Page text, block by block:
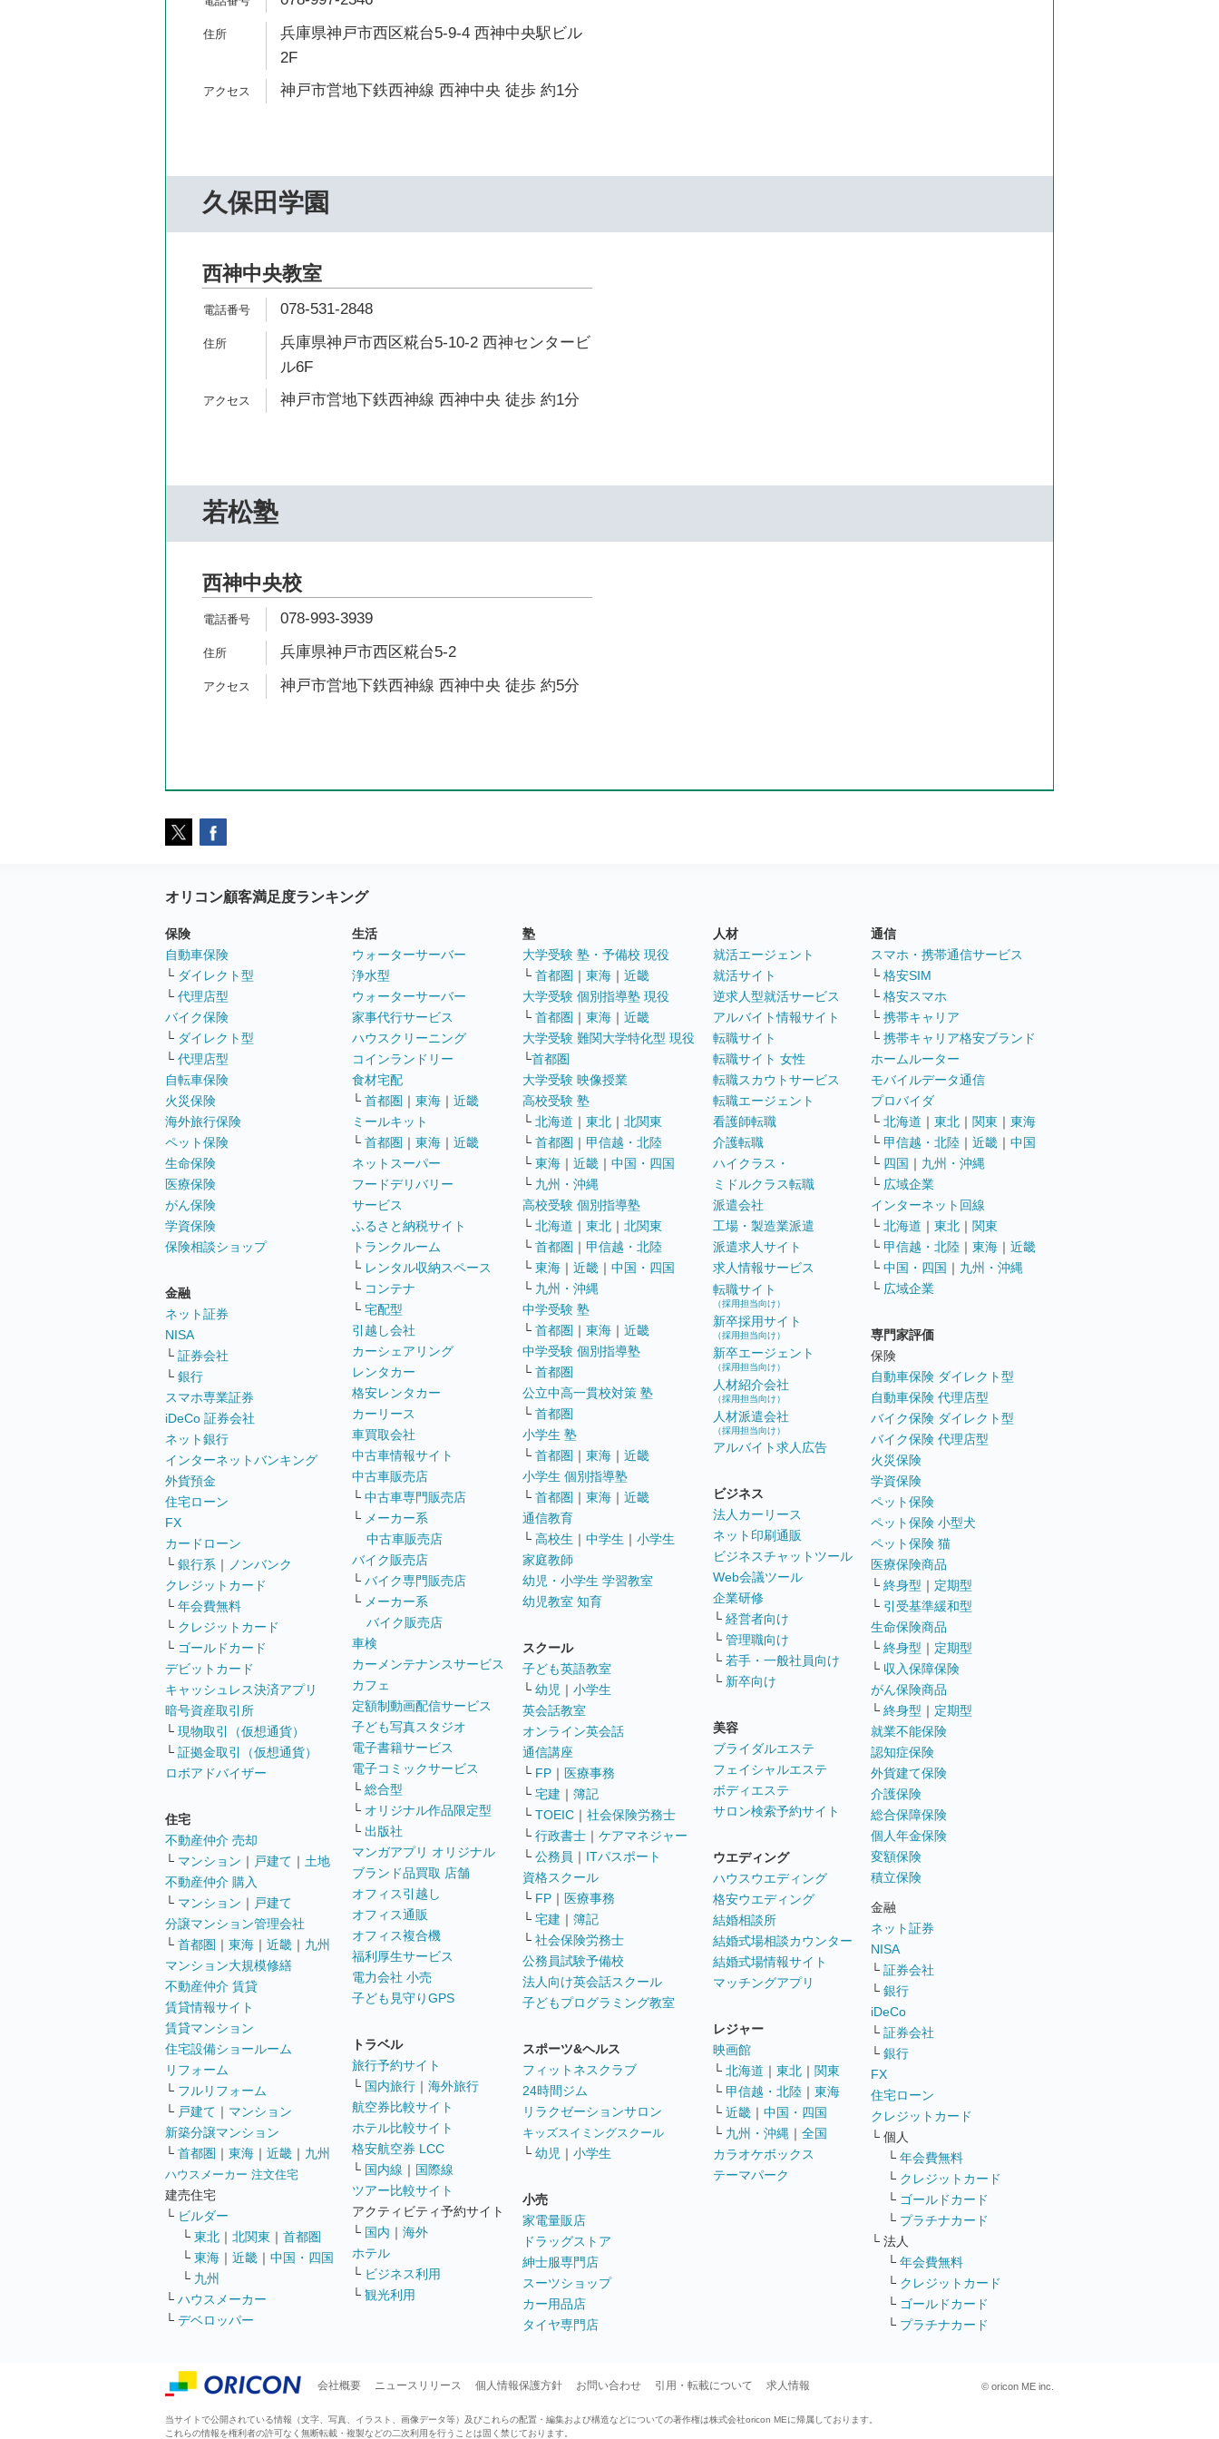
兵庫県神戸市西区糀台5-9-4 西神中央駅ビル
2F
神戸市営地下鉄西神線 西神中央 徒歩 約1分
久保田学園
西神中央教室
078-531-2848
兵庫県神戸市西区糀台5-10-2 西神センタービ
ル6F
神戸市営地下鉄西神線 西神中央 徒歩 約1分
若松塾
西神中央校
078-993-3939
兵庫県神戸市西区糀台5-2
神戸市営地下鉄西神線 西神中央 徒歩 約5分
オリコン顧客満足度ランキング
保険
自動車保険
└ ダイレクト型
└ 代理店型
バイク保険
└ ダイレクト型
└ 代理店型
自転車保険
火災保険
海外旅行保険
ペット保険
生命保険
医療保険
がん保険
学資保険
保険相談ショップ
金融
ネット証券
NISA
└ 証券会社
└ 銀行
スマホ専業証券
iDeCo 証券会社
ネット銀行
インターネットバンキング
外貨預金
住宅ローン
FX
カードローン
└ 銀行系 ｜
ノンバンク
クレジットカード
└ 年会費無料
└ クレジットカード
└ ゴールドカード
デビットカード
キャッシュレス決済アプリ
暗号資産取引所
└ 現物取引（仮想通貨）
└ 証拠金取引（仮想通貨）
ロボアドバイザー
住宅
不動産仲介 売却
└ マンション ｜ 戸建て ｜ 土地
不動産仲介 購入
└ マンション ｜ 戸建て
分譲マンション管理会社
└ 首都圏 ｜ 東海 ｜ 近畿 ｜ 九州
マンション大規模修繕
不動産仲介 賃貸
賃貸情報サイト
賃貸マンション
住宅設備ショールーム
リフォーム
└ フルリフォーム
└ 戸建て ｜ マンション
新築分譲マンション
└ 首都圏 ｜ 東海 ｜ 近畿 ｜ 九州
ハウスメーカー 注文住宅
建売住宅
└ ビルダー
└ 東北 ｜ 北関東 ｜ 首都圏
└ 東海 ｜ 近畿 ｜ 中国・四国
└ 九州
└ ハウスメーカー
└ デベロッパー
生活
ウォーターサーバー
浄水型
ウォーターサーバー
家事代行サービス
ハウスクリーニング
コインランドリー
食材宅配
└ 首都圏 ｜ 東海 ｜ 近畿
ミールキット
└ 首都圏 ｜ 東海 ｜ 近畿
ネットスーパー
フードデリバリー
サービス
ふるさと納税サイト
トランクルーム
└ レンタル収納スペース
└ コンテナ
└ 宅配型
引越し会社
カーシェアリング
レンタカー
格安レンタカー
カーリース
車買取会社
中古車情報サイト
中古車販売店
└ 中古車専門販売店
└ メーカー系
中古車販売店
バイク販売店
└ バイク専門販売店
└ メーカー系
バイク販売店
車検
カーメンテナンスサービス
カフェ
定額制動画配信サービス
子ども写真スタジオ
電子書籍サービス
電子コミックサービス
└ 総合型
└ オリジナル作品限定型
└ 出版社
マンガアプリ オリジナル
ブランド品買取 店舗
オフィス引越し
オフィス通販
オフィス複合機
福利厚生サービス
電力会社 小売
子ども見守りGPS
トラベル
旅行予約サイト
└ 国内旅行 ｜ 海外旅行
航空券比較サイト
ホテル比較サイト
格安航空券 LCC
└ 国内線 ｜ 国際線
ツアー比較サイト
アクティビティ予約サイト
└ 国内 ｜ 海外
ホテル
└ ビジネス利用
└ 観光利用
塾
大学受験 塾・予備校 現役
└ 首都圏 ｜ 東海 ｜ 近畿
大学受験 個別指導塾 現役
└ 首都圏 ｜ 東海 ｜ 近畿
大学受験 難関大学特化型 現役
└首都圏
大学受験 映像授業
高校受験 塾
└ 北海道 ｜ 東北 ｜ 北関東
└ 首都圏 ｜ 甲信越・北陸
└ 東海 ｜ 近畿 ｜ 中国・四国
└ 九州・沖縄
高校受験 個別指導塾
└ 北海道 ｜ 東北 ｜ 北関東
└ 首都圏 ｜ 甲信越・北陸
└ 東海 ｜ 近畿 ｜ 中国・四国
└ 九州・沖縄
中学受験 塾
└ 首都圏 ｜ 東海 ｜ 近畿
中学受験 個別指導塾
└ 首都圏
公立中高一貫校対策 塾
└ 首都圏
小学生 塾
└ 首都圏 ｜ 東海 ｜ 近畿
小学生 個別指導塾
└ 首都圏 ｜ 東海 ｜ 近畿
通信教育
└ 高校生 ｜ 中学生 ｜ 小学生
家庭教師
幼児・小学生 学習教室
幼児教室 知育
スクール
子ども英語教室
└ 幼児 ｜ 小学生
英会話教室
オンライン英会話
通信講座
└ FP ｜ 医療事務
└ 宅建 ｜ 簿記
└ TOEIC ｜ 社会保険労務士
└ 行政書士 ｜ ケアマネジャー
└ 公務員 ｜ ITパスポート
資格スクール
└ FP ｜ 医療事務
└ 宅建 ｜ 簿記
└ 社会保険労務士
公務員試験予備校
法人向け英会話スクール
子どもプログラミング教室
スポーツ&ヘルス
フィットネスクラブ
24時間ジム
リラクゼーションサロン
キッズスイミングスクール
└ 幼児 ｜ 小学生
小売
家電量販店
ドラッグストア
紳士服専門店
スーツショップ
カー用品店
タイヤ専門店
人材
就活エージェント
就活サイト
逆求人型就活サービス
アルバイト情報サイト
転職サイト
転職サイト 女性
転職スカウトサービス
転職エージェント
看護師転職
介護転職
ハイクラス・
ミドルクラス転職
派遣会社
工場・製造業派遣
派遣求人サイト
求人情報サービス
転職サイト
（採用担当向け）
新卒採用サイト
（採用担当向け）
新卒エージェント
（採用担当向け）
人材紹介会社
（採用担当向け）
人材派遣会社
（採用担当向け）
アルバイト求人広告
ビジネス
法人カーリース
ネット印刷通販
ビジネスチャットツール
Web会議ツール
企業研修
└ 経営者向け
└ 管理職向け
└ 若手・一般社員向け
└ 新卒向け
美容
ブライダルエステ
フェイシャルエステ
ボディエステ
サロン検索予約サイト
ウエディング
ハウスウエディング
格安ウエディング
結婚相談所
結婚式場相談カウンター
結婚式場情報サイト
マッチングアプリ
レジャー
映画館
└ 北海道 ｜ 東北 ｜ 関東
└ 甲信越・北陸 ｜ 東海
└ 近畿 ｜ 中国・四国
└ 九州・沖縄 ｜ 全国
カラオケボックス
テーマパーク
通信
スマホ・携帯通信サービス
└ 格安SIM
└ 格安スマホ
└ 携帯キャリア
└ 携帯キャリア格安ブランド
ホームルーター
モバイルデータ通信
プロバイダ
└ 北海道 ｜ 東北 ｜ 関東 ｜ 東海
└ 甲信越・北陸 ｜ 近畿 ｜ 中国
└ 四国 ｜ 九州・沖縄
└ 広域企業
インターネット回線
└ 北海道 ｜ 東北 ｜ 関東
└ 甲信越・北陸 ｜ 東海 ｜ 近畿
└ 中国・四国 ｜ 九州・沖縄
└ 広域企業
専門家評価
保険
自動車保険 ダイレクト型
自動車保険 代理店型
バイク保険 ダイレクト型
バイク保険 代理店型
火災保険
学資保険
ペット保険
ペット保険 小型犬
ペット保険 猫
医療保険商品
└ 終身型 ｜ 定期型
└ 引受基準緩和型
生命保険商品
└ 終身型 ｜ 定期型
└ 収入保障保険
がん保険商品
└ 終身型 ｜ 定期型
就業不能保険
認知症保険
外貨建て保険
介護保険
総合保障保険
個人年金保険
変額保険
積立保険
金融
ネット証券
NISA
└ 証券会社
└ 銀行
iDeCo
└ 証券会社
└ 銀行
FX
住宅ローン
クレジットカード
└ 個人
└ 年会費無料
└ クレジットカード
└ ゴールドカード
└ プラチナカード
└ 法人
└ 年会費無料
└ クレジットカード
└ ゴールドカード
└ プラチナカード
会社概要 ニュースリリース 個人情報保護方針 お問い合わせ 引用・転載について 求人情報 © oricon ME inc.
当サイトで公開されている情報（文字、写真、イラスト、画像データ等）及びこれらの配置・編集および構造などについての著作権は株式会社oricon MEに帰属しております。
これらの情報を権利者の許可なく無断転載・複製などの二次利用を行うことは固く禁じております。